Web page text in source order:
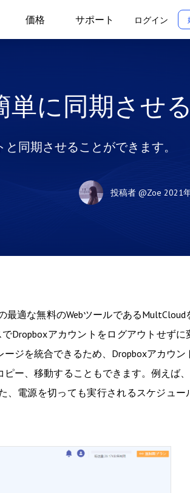
価格 サポート ログイン
単に同期させる
同期させることができます。
投稿者 @Zoe 2021
適な無料のWebツールであるMultCloud
Dropboxアカウントをログアウトせずに
ジを統合できるため、Dropboxアカウン
ー、移動することもできます。例えば
、電源を切っても実行されるスケジュー